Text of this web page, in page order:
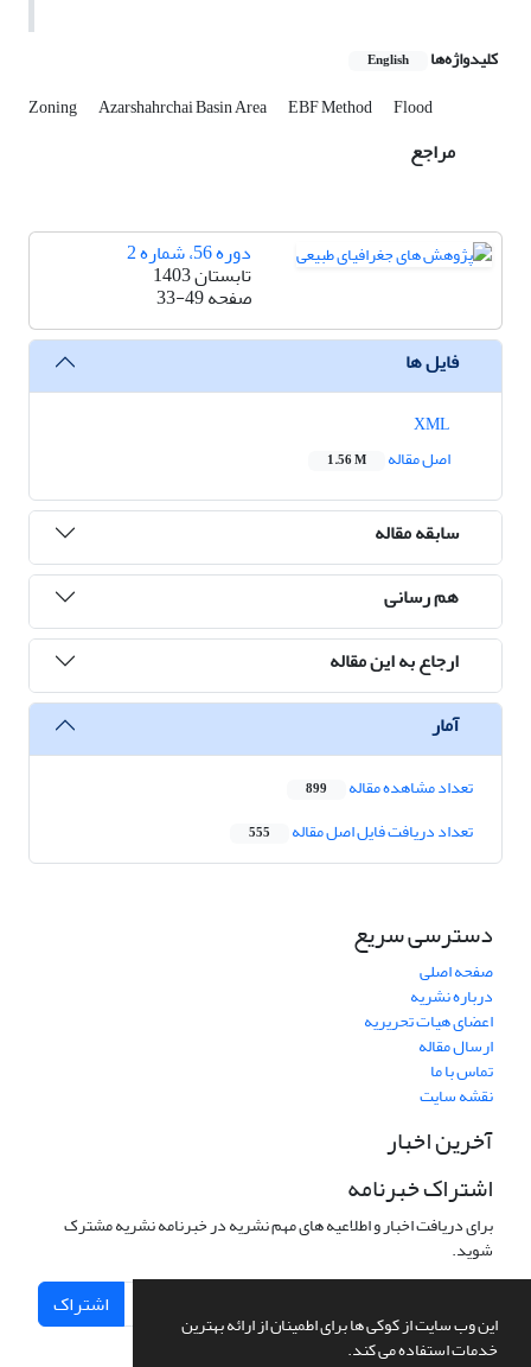
این وب سایت از کوکی ها برای اطمینان از ارائه بهترین
خدمات استفاده می کند.
کلیدواژه‌ها English
Zoning Azarshahrchai Basin Area EBF Method Flood
مراجع
دوره 56، شماره 2
تابستان 1403
صفحه33-49
فایل ها
اصل مقاله
1.56 M
سابقه مقاله
هم رسانی
ارجاع به این مقاله
آمار
تعداد مشاهده مقاله 899
تعداد دریافت فایل اصل مقاله 555
دسترسی سریع
صفحه اصلی
درباره نشریه
اعضای هیات تحریریه
ارسال مقاله
تماس با ما
نقشه سایت
آخرین اخبار
اشتراک خبرنامه
برای دریافت اخبار و اطلاعیه های مهم نشریه در خبرنامه نشریه مشترک
شوید.
اشتراک